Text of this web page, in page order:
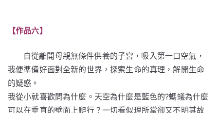
【作品六】
自從離開母親無條件供養的子宮，吸入第一口空氣，
我便準備好面對全新的世界，探索生命的真理，解開生命
的疑惑。
我從小就喜歡問為什麼。天空為什麼是藍色的?螞蟻為什麼
可以在垂直的壁面上爬行？一切看似理所當卻又不明其故